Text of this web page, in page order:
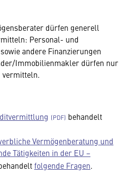
dürfen generell
Personal- und
andere Finanzierungen
Immobilienmakler dürfen nur
behandelt
Vermögenberatung und
Tätigkeiten in der EU –
folgende Fragen.